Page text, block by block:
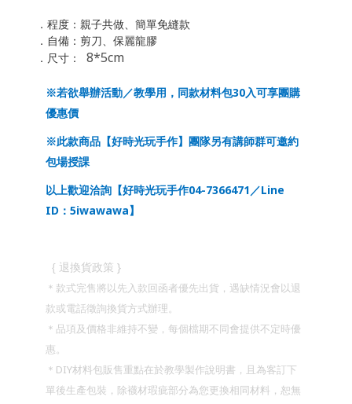
．程度：親子共做、簡單免縫款
． 自備：剪刀、保麗龍膠
． 尺寸： 8*5cm
※若欲舉辦活動／教學用，同款材料包30入可享團購
優惠價
※此款商品【好時光玩手作】團隊另有講師群可邀約
包場授課
以上歡迎洽詢【好時光玩手作04-7366471 ／Line
ID ： 5iwawawa 】
{ 退換貨政策 }
＊款式完售將以先入款回函者優先出貨，遇缺情況會以退
款或電話徵詢換貨方式辦理。
＊品項及價格非維持不變，每個檔期不同會提供不定時優
惠。
＊ DIY材料包販售重點在於教學製作說明書，且為客訂下
單後生產包裝，除襪材瑕疵部分為您更換相同材料，恕無